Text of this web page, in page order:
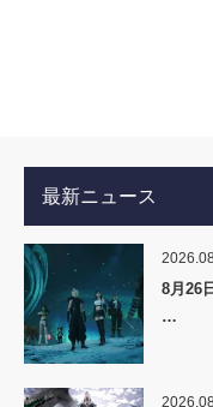
最新ニュース
8月26
…